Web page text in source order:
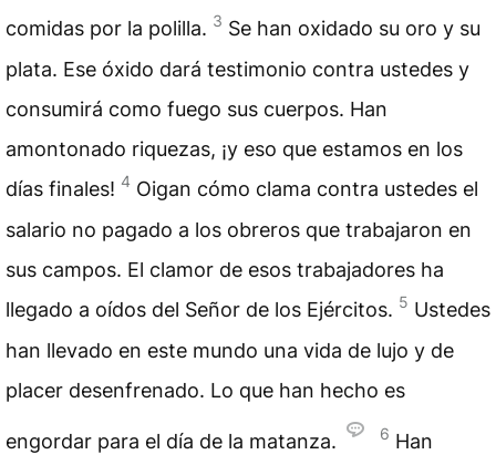
comidas por la polilla. 3 Se han oxidado su oro y su
plata. Ese óxido dará testimonio contra ustedes y
consumirá como fuego sus cuerpos. Han
amontonado riquezas, ¡y eso que estamos en los
días finales! 4 Oigan cómo clama contra ustedes el
salario no pagado a los obreros que trabajaron en
sus campos. El clamor de esos trabajadores ha
llegado a oídos del Señor de los Ejércitos. 5 Ustedes
han llevado en este mundo una vida de lujo y de
placer desenfrenado. Lo que han hecho es
engordar para el día de la matanza. 6 Han